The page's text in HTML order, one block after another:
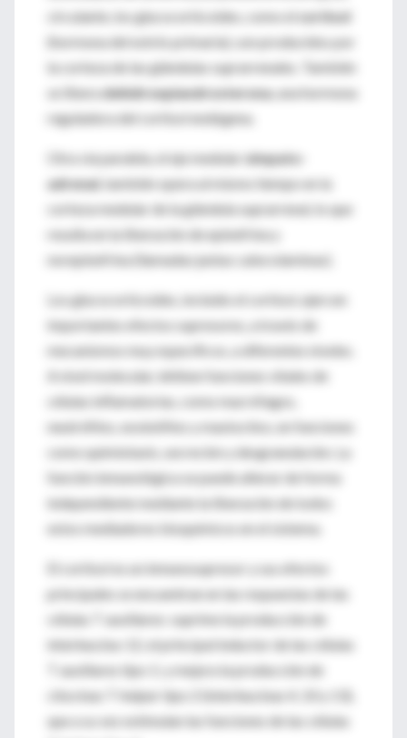
circulante, los glucocorticoides, como elcortisol
(hormona del estrés primaria), son producidos por
la corteza de las glándulas suprarrenales. También
se liberadehidroepiandrosterona, una hormona
reguladora del cortisol endógena.
Otra vía paralela, el eje medular simpato-
adrenal, también opera al mismo tiempo en la
corteza medular de la glándula suprarrenal, lo que
resulta en la liberación de epinefrina y
norepinefrina (llamadas juntas catecolaminas).
Los glucocorticoides, incluido el cortisol, ejercen
importantes efectos supresores, a través de
mecanismos muy específicos, a diferentes niveles.
A nivel molecular, inhiben funciones vitales de
células inflamatorias, como macrófagos,
neutrófilos, eosinófilos y mastocitos, en funciones
como quimiotaxis, secreción y desgranulación. La
función inmunológica se puede alterar de forma
independiente mediante la liberación de todos
estos mediadores bioquímicos en el sistema.
El cortisol es un inmunosupresor y sus efectos
principales se encuentran en las respuestas de las
células T auxiliares: suprime la producción de
interleucina-12, el principal inductor de las células
T auxiliares tipo 1; y mejora la producción de
citocinas T-helper tipo 2 (interleucinas 4, 10 y 13),
que a su vez estimulan las funciones de las células